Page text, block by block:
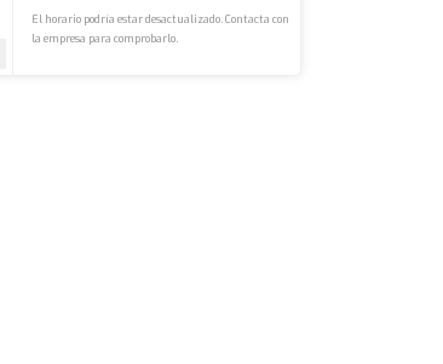
El horario podría estar desactualizado. Contacta con
la empresa para comprobarlo.